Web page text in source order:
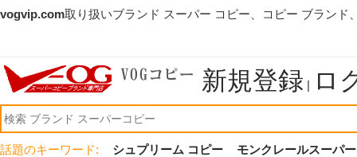
vogvip.com取り扱いブランド スーパー コピー、コピー ブランド
新規登録 | ロ
話題のキーワード: シュプリーム コピー モンクレールスーパ